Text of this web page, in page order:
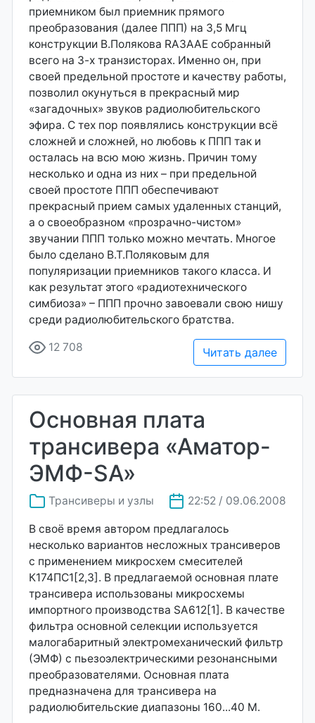
приемником был приемник прямого
преобразования (далее ППП) на 3,5 Мгц
конструкции В.Полякова RA3AAE собранный
всего на 3-х транзисторах. Именно он, при
своей предельной простоте и качеству работы,
позволил окунуться в прекрасный мир
«загадочных» звуков радиолюбительского
эфира. С тех пор появлялись конструкции всё
сложней и сложней, но любовь к ППП так и
осталась на всю мою жизнь. Причин тому
несколько и одна из них – при предельной
своей простоте ППП обеспечивают
прекрасный прием самых удаленных станций,
а о своеобразном «прозрачно-чистом»
звучании ППП только можно мечтать. Многое
было сделано В.Т.Поляковым для
популяризации приемников такого класса. И
как результат этого «радиотехнического
симбиоза» – ППП прочно завоевали свою нишу
среди радиолюбительского братства.
12 708 Читать далее
Основная плата
трансивера «Аматор-
ЭМФ-SA»
Трансиверы и узлы 22:52 / 09.06.2008
В своё время автором предлагалось
несколько вариантов несложных трансиверов
с применением микросхем смесителей
К174ПС1[2,3]. В предлагаемой основная плате
трансивера использованы микросхемы
импортного производства SA612[1]. В качестве
фильтра основной селекции используется
малогабаритный электромеханический фильтр
(ЭМФ) с пьезоэлектрическими резонансными
преобразователями. Основная плата
предназначена для трансивера на
радиолюбительские диапазоны 160...40 М.